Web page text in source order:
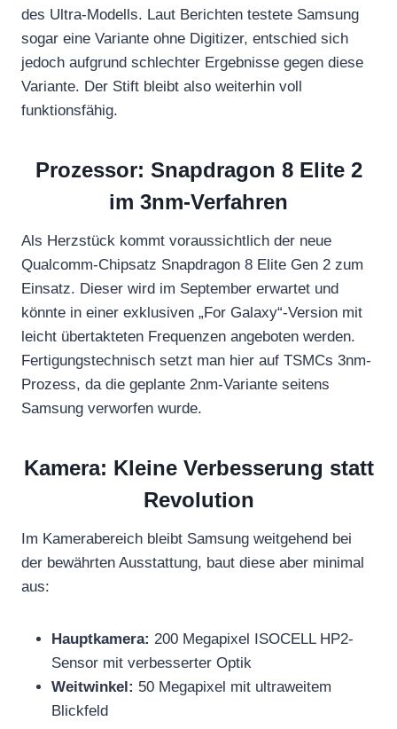
des Ultra-Modells. Laut Berichten testete Samsung
sogar eine Variante ohne Digitizer, entschied sich
jedoch aufgrund schlechter Ergebnisse gegen diese
Variante. Der Stift bleibt also weiterhin voll
funktionsfähig.
Prozessor: Snapdragon 8 Elite 2
im 3nm-Verfahren
Als Herzstück kommt voraussichtlich der neue
Qualcomm-Chipsatz Snapdragon 8 Elite Gen 2 zum
Einsatz. Dieser wird im September erwartet und
könnte in einer exklusiven „For Galaxy“-Version mit
leicht übertakteten Frequenzen angeboten werden.
Fertigungstechnisch setzt man hier auf TSMCs 3nm-
Prozess, da die geplante 2nm-Variante seitens
Samsung verworfen wurde.
Kamera: Kleine Verbesserung statt
Revolution
Im Kamerabereich bleibt Samsung weitgehend bei
der bewährten Ausstattung, baut diese aber minimal
aus:
Hauptkamera: 200 Megapixel ISOCELL HP2-
Sensor mit verbesserter Optik
Weitwinkel: 50 Megapixel mit ultraweitem
Blickfeld